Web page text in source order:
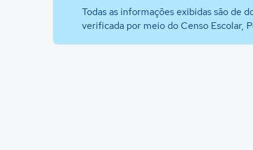
Todas as informações exibidas são de
verificada por meio do Censo Escolar,